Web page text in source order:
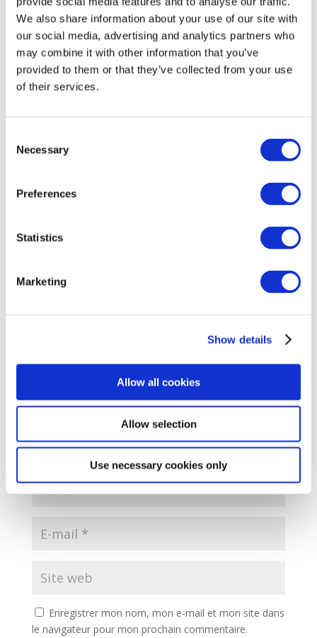
We also share information about your use of our site with
our social media, advertising and analytics partners who
may combine it with other information that you’ve
provided to them or that they’ve collected from your use
of their services.
Selection
Necessary
Preferences
Statistics
Marketing
Show details
Allow all cookies
Allow selection
Use necessary cookies only
la croissance, de rendre vos salariés plus
heureux et de gagner plus, tout en même
temps.
N’avez-vous jamais voulu avoir une entreprise qui
prenne des décisions plus rapides, qui soit plus
efficace, ou vous auriez moins de responsabilités et où
Poster le commentaire
Enregistrer mon nom, mon e-mail et mon site dans
le navigateur pour mon prochain commentaire.